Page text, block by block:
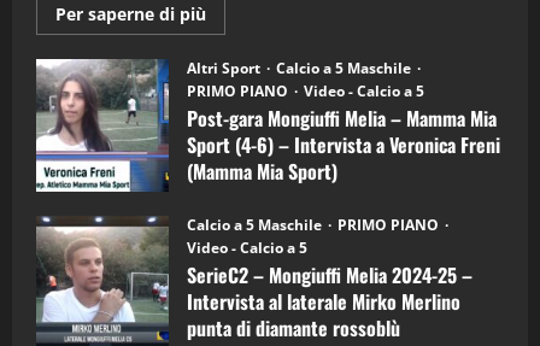
Per saperne di più
informazioni
Post-
gara
Mongiuffi
Melia
–
Mamma
Mia
Sport
6)
–
Intervista
a
mister
Arturo
Carciotto
(Mongiuffi
Altri Sport
Calcio a 5 Maschile
PRIMO PIANO
Video - Calcio a 5
Post-gara Mongiuffi Melia – Mamma Mia
Sport (4-6) – Intervista a Veronica Freni
(Mamma Mia Sport)
Calcio a 5 Maschile
PRIMO PIANO
Video - Calcio a 5
SerieC2 – Mongiuffi Melia 2024-25 –
Intervista al laterale Mirko Merlino
punta di diamante rossoblù
3
"SportEmpire" in Podcast
“SportEmpire” in Podcast: 28^ Puntata
(Martedi 21 Aprile 2026)
21/04/2026
4
“SportEmpire” in Podcast: 27^ Puntata
(Martedi 14 Aprile 2026)
15/04/2026